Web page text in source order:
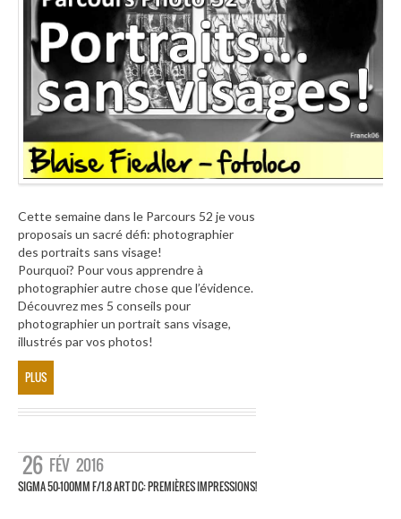
Cette semaine dans le Parcours 52 je vous
proposais un sacré défi: photographier
des portraits sans visage!
Pourquoi? Pour vous apprendre à
photographier autre chose que l’évidence.
Découvrez mes 5 conseils pour
photographier un portrait sans visage,
illustrés par vos photos!
PLUS
26 FÉV 2016
SIGMA 50-100MM F/1.8 ART DC: PREMIÈRES IMPRESSIONS!